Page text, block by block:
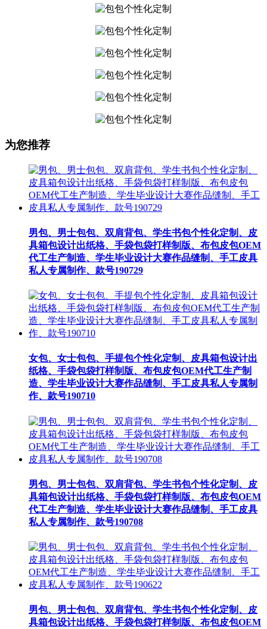
为您推荐
男包、男士包包、双肩背包、学生书包个性化定制、皮
具箱包设计出纸格、手袋包袋打样制版、布包皮包OEM
代工生产制造、学生毕业设计大赛作品缝制、手工皮具
私人专属制作、款号190729
女包、女士包包、手提包个性化定制、皮具箱包设计出
纸格、手袋包袋打样制版、布包皮包OEM代工生产制
造、学生毕业设计大赛作品缝制、手工皮具私人专属制
作、款号190710
男包、男士包包、双肩背包、学生书包个性化定制、皮
具箱包设计出纸格、手袋包袋打样制版、布包皮包OEM
代工生产制造、学生毕业设计大赛作品缝制、手工皮具
私人专属制作、款号190708
男包、男士包包、双肩背包、学生书包个性化定制、皮
具箱包设计出纸格、手袋包袋打样制版、布包皮包OEM